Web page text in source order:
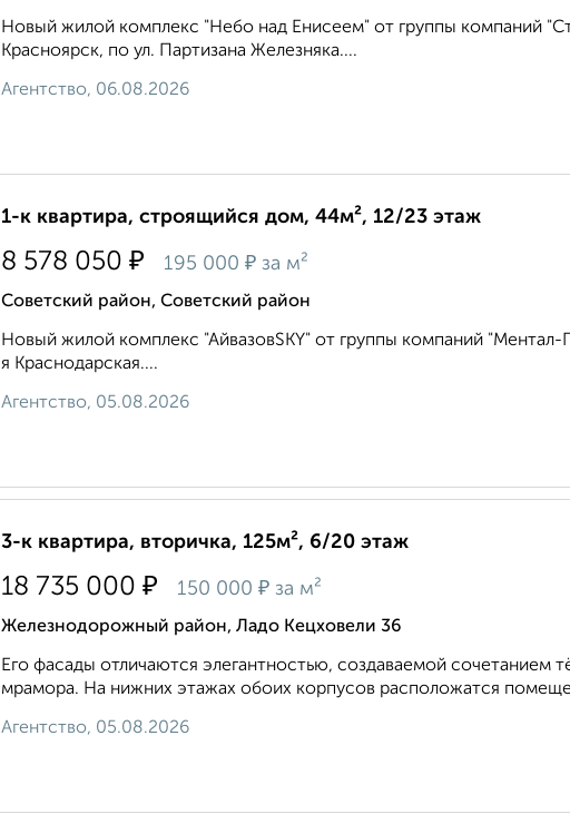
Новый жилой комплекс "Небо над Енисеем" от группы компаний
Красноярск, по ул. Партизана Железняка....
Агентство, 06.08.2026
1-к квартира, строящийся дом, 44м², 12/23 этаж
8 578 050 ₽ 195 000 ₽ за м²
Советский район, Советский район
Новый жилой комплекс "АйвазовSKY" от группы компаний
я Краснодарская....
Агентство, 05.08.2026
3-к квартира, вторичка, 125м², 6/20 этаж
18 735 000 ₽ 150 000 ₽ за м²
Железнодорожный район, Ладо Кецховели 36
Его фасады отличаются элегантностью, создаваемой сочетанием
мрамора. На нижних этажах обоих корпусов расположатся
Агентство, 05.08.2026